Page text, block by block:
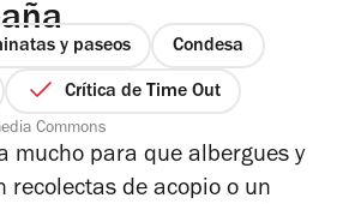
y paseos Condesa
Crítica de Time Out
Commons
mucho para que albergues y
recolectas de acopio o un